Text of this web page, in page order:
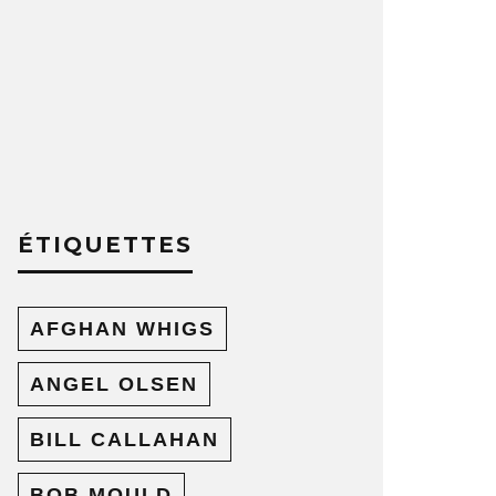
ÉTIQUETTES
AFGHAN WHIGS
ANGEL OLSEN
BILL CALLAHAN